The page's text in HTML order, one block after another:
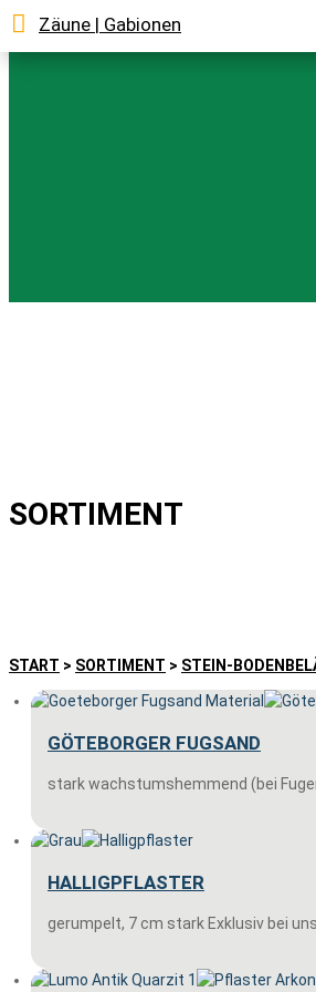
Zäune | Gabionen
SORTIMENT
START > SORTIMENT > STEIN-
GÖTEBORGER FUGSAND
stark wachstumshemmend (bei
HALLIGPFLASTER
gerumpelt, 7 cm stark Exklusiv bei